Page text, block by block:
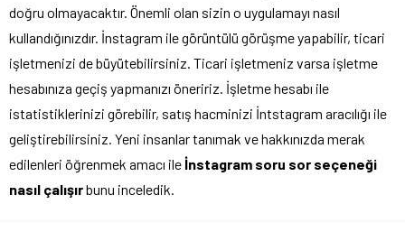
doğru olmayacaktır. Önemli olan sizin o uygulamayı nasıl
kullandığınızdır. İnstagram ile görüntülü görüşme yapabilir, ticari
işletmenizi de büyütebilirsiniz. Ticari işletmeniz varsa işletme
hesabınıza geçiş yapmanızı öneririz. İşletme hesabı ile
istatistiklerinizi görebilir, satış hacminizi İntstagram aracılığı ile
geliştirebilirsiniz. Yeni insanlar tanımak ve hakkınızda merak
edilenleri öğrenmek amacı ileİnstagram soru sor seçeneği
nasıl çalışırbunu inceledik.